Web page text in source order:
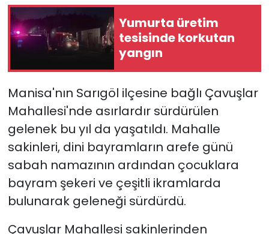
Yumurta üretim
tesisinde korkutan
yangın
Manisa'nın Sarıgöl ilçesine bağlı Çavuşlar
Mahallesi'nde asırlardır sürdürülen
gelenek bu yıl da yaşatıldı. Mahalle
sakinleri, dini bayramların arefe günü
sabah namazının ardından çocuklara
bayram şekeri ve çeşitli ikramlarda
bulunarak geleneği sürdürdü.
Çavuşlar Mahallesi sakinlerinden
Yaşam
YEREL YÖNETİMLER
Yurt